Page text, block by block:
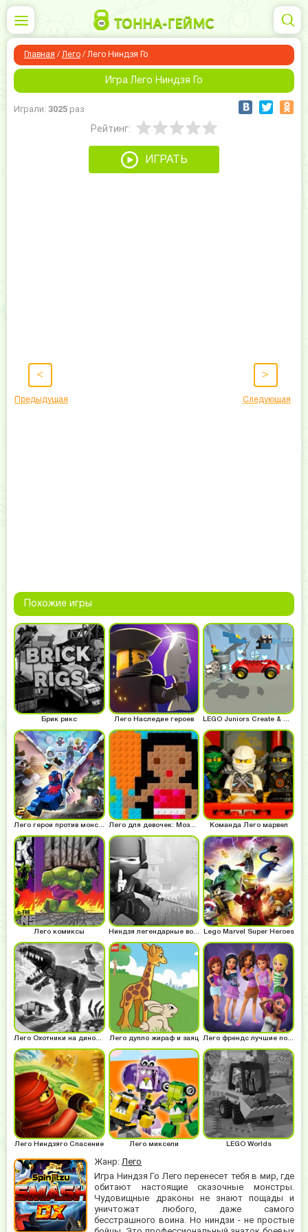
Главная / Лего / Лего Ниндзя Го
Игра Лего Ниндзя Го
Играли: 3025 раз
Рейтинг:
ИГРАТЬ
<
Предыдущая
>
Следующая
Жанр:Лего
Игра Ниндзя Го Лего перенесет тебя в мир, где
обитают настоящие сказочные монстры.
Чудовищные драконы не знают пощады и
уничтожат любого, даже самого
бесстрашного воина. Но ниндзи - не простые
Похожие игры
Брик рикс Лего Наследие героев
Лего герои против монстров Лего для девочек: Мозаика Команда Лего марвел
Лего комиксы Ниндзя легендарные воины Lego Marvel Super Heroes
Лего дупло жираф и заяц
Лего Ниндзяго Спасение Лего миксели LEGO Worlds